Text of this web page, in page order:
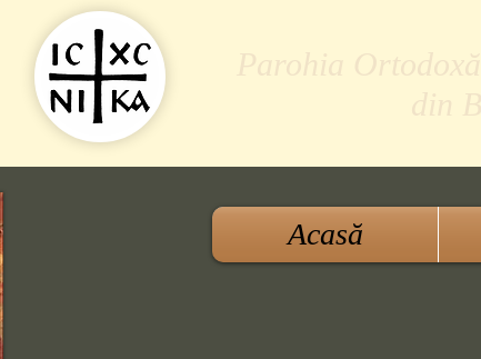
Acasă